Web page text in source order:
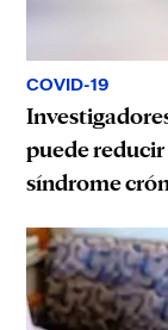
COVID-19
puede reducir
síndrome